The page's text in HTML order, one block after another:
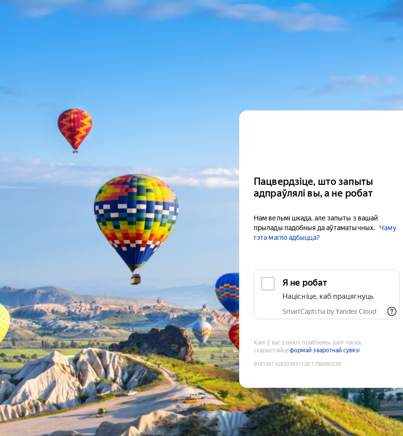
Пацвердзіце, што запыты
адпраўлялі вы, а не робат
Нам вельмі шкада, але запыты з вашай
прылады падобныя да аўтаматычных.
Чаму
гэта магло адбыцца?
Я не робат
Націсніце, каб працягнуць
SmartCaptcha by Yandex Cloud
Калі ў вас узніклі праблемы, калі ласка,
скарыстайцеформай зваротнай сувязі
9181351428203931128:1786080239